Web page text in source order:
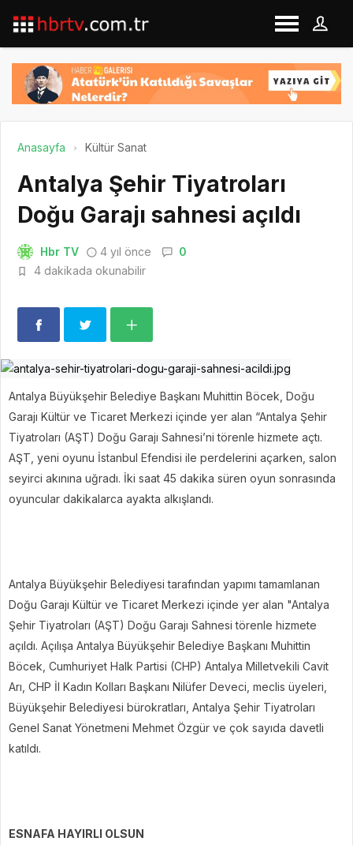
Anasayfa Kültür Sanat
Antalya Şehir Tiyatroları
Doğu Garajı sahnesi açıldı
Hbr TV 4 yıl önce
0
4 dakikada okunabilir
Antalya Büyükşehir Belediye Başkanı Muhittin Böcek, Doğu
Garajı Kültür ve Ticaret Merkezi içinde yer alan “Antalya Şehir
Tiyatroları (AŞT) Doğu Garajı Sahnesi’ni törenle hizmete açtı.
AŞT, yeni oyunu İstanbul Efendisi ile perdelerini açarken, salon
seyirci akınına uğradı. İki saat 45 dakika süren oyun sonrasında
oyuncular dakikalarca ayakta alkışlandı.
Antalya Büyükşehir Belediyesi tarafından yapımı tamamlanan
Doğu Garajı Kültür ve Ticaret Merkezi içinde yer alan "Antalya
Şehir Tiyatroları (AŞT) Doğu Garajı Sahnesi törenle hizmete
açıldı. Açılışa Antalya Büyükşehir Belediye Başkanı Muhittin
Böcek, Cumhuriyet Halk Partisi (CHP) Antalya Milletvekili Cavit
Arı, CHP İl Kadın Kolları Başkanı Nilüfer Deveci, meclis üyeleri,
Büyükşehir Belediyesi bürokratları, Antalya Şehir Tiyatroları
Genel Sanat Yönetmeni Mehmet Özgür ve çok sayıda davetli
katıldı.
ESNAFA HAYIRLI OLSUN